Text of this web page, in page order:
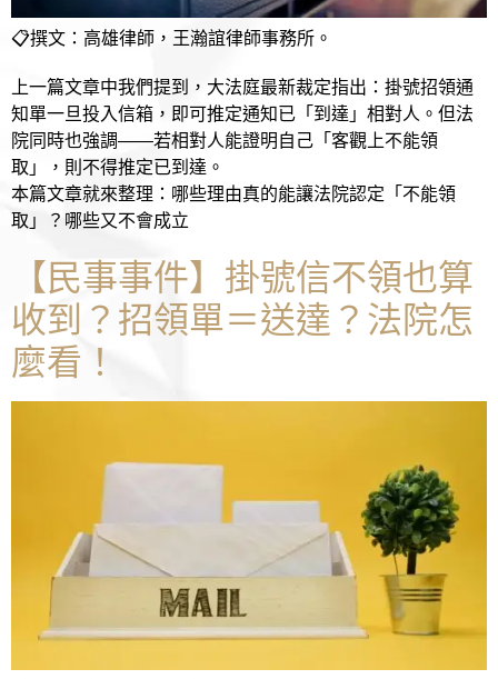
📋撰文：高雄律師，王瀚誼律師事務所。
上一篇文章中我們提到，大法庭最新裁定指出：掛號招領通
知單一旦投入信箱，即可推定通知已「到達」相對人。但法
院同時也強調——若相對人能證明自己「客觀上不能領
取」，則不得推定已到達。
本篇文章就來整理：哪些理由真的能讓法院認定「不能領
取」？哪些又不會成立
【民事事件】掛號信不領也算
收到？招領單＝送達？法院怎
麼看！